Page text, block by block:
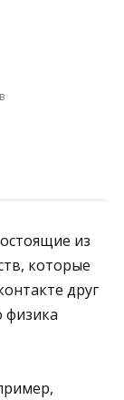
из
которые
друг
физика